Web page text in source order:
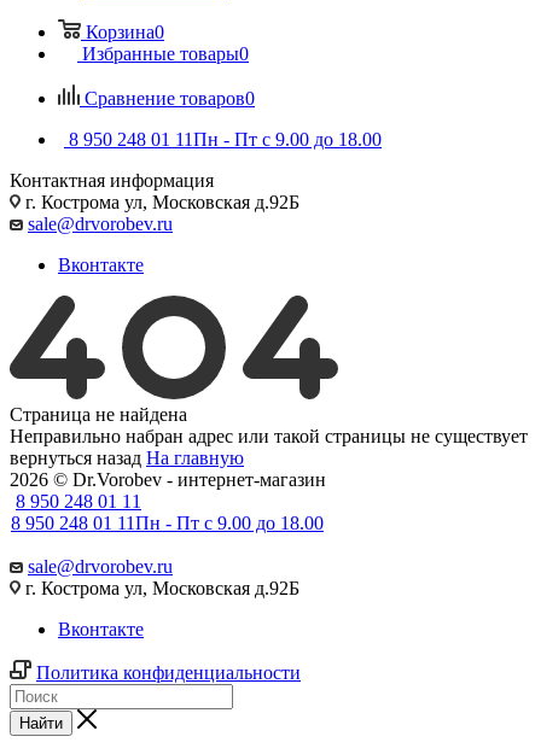
Корзина0
Избранные товары0
Сравнение товаров0
8 950 248 01 11Пн - Пт с 9.00 до 18.00
Контактная информация
г. Кострома ул, Московская д.92Б
sale@drvorobev.ru
Вконтакте
Страница не найдена
Неправильно набран адрес или такой страницы не существует
вернуться назад На главную
2026 © Dr.Vorobev - интернет-магазин
8 950 248 01 11
8 950 248 01 11Пн - Пт с 9.00 до 18.00
sale@drvorobev.ru
г. Кострома ул, Московская д.92Б
Вконтакте
Политика конфиденциальности
Найти